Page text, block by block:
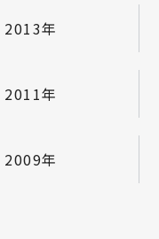
2013年
2011年
2009年